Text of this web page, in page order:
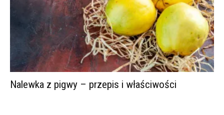
Nalewka z pigwy – przepis i właściwości